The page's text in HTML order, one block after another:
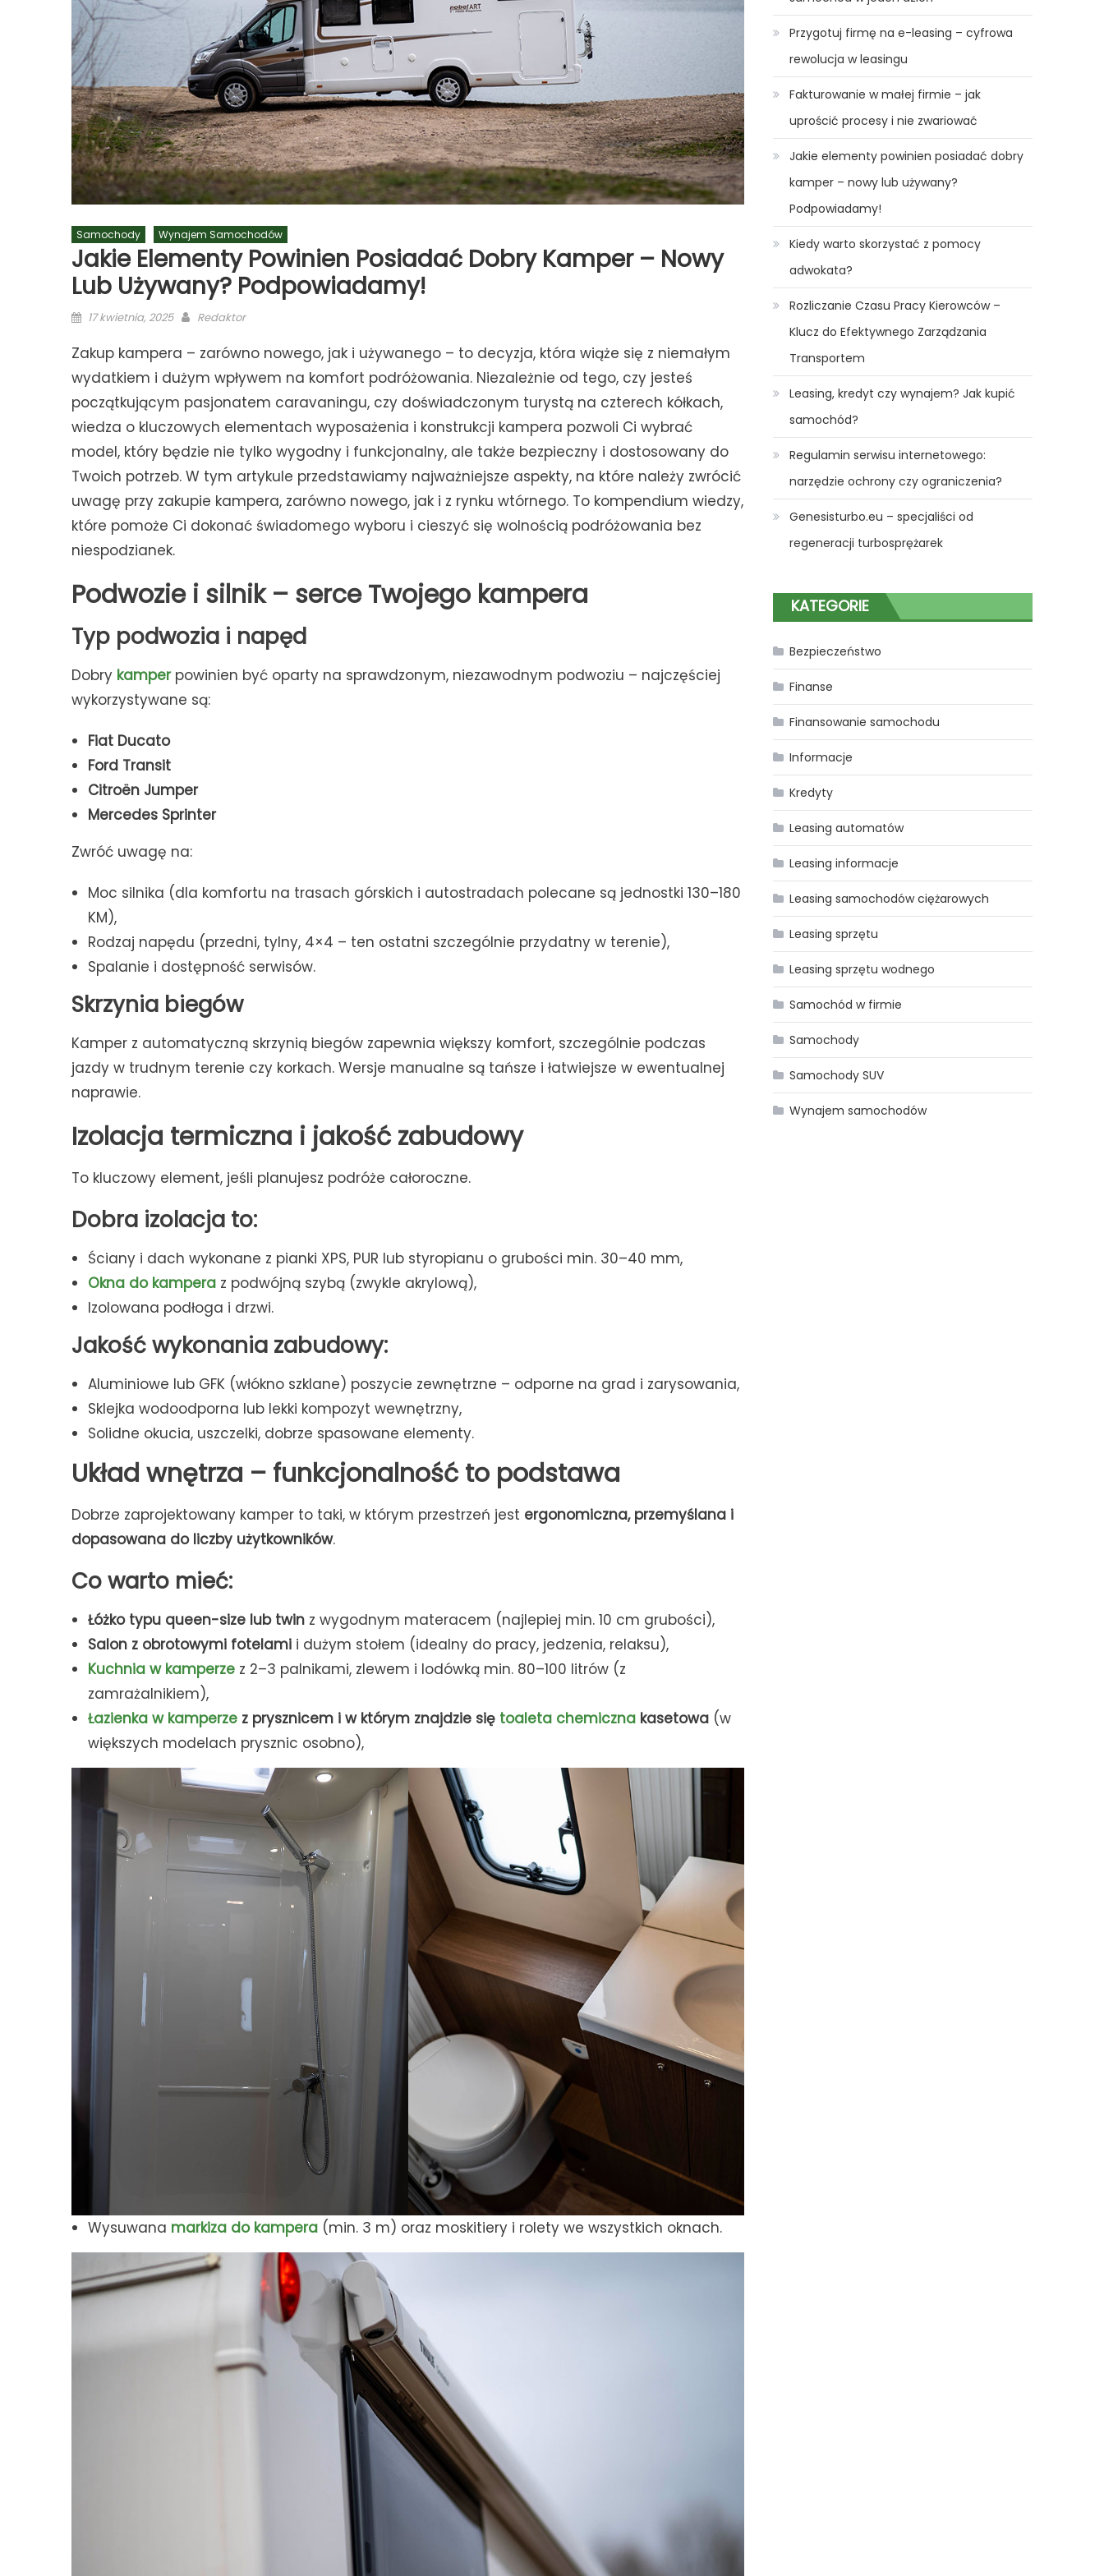
Samochody Wynajem Samochodów
Jakie Elementy Powinien Posiadać Dobry Kamper – Nowy
Lub Używany? Podpowiadamy!
Posted
17 kwietnia, 2025 Author
Redaktor
Zakup kampera – zarówno nowego, jak i używanego – to decyzja, która wiąże się z niemałym
wydatkiem i dużym wpływem na komfort podróżowania. Niezależnie od tego, czy jesteś
początkującym pasjonatem caravaningu, czy doświadczonym turystą na czterech kółkach,
wiedza o kluczowych elementach wyposażenia i konstrukcji kampera pozwoli Ci wybrać
model, który będzie nie tylko wygodny i funkcjonalny, ale także bezpieczny i dostosowany do
Twoich potrzeb. W tym artykule przedstawiamy najważniejsze aspekty, na które należy zwrócić
uwagę przy zakupie kampera, zarówno nowego, jak i z rynku wtórnego. To kompendium wiedzy,
które pomoże Ci dokonać świadomego wyboru i cieszyć się wolnością podróżowania bez
niespodzianek.
Podwozie i silnik – serce Twojego kampera
Typ podwozia i napęd
Dobry kamperpowinien być oparty na sprawdzonym, niezawodnym podwoziu – najczęściej
wykorzystywane są:
Fiat Ducato
Ford Transit
Citroën Jumper
Mercedes Sprinter
Zwróć uwagę na:
Moc silnika (dla komfortu na trasach górskich i autostradach polecane są jednostki 130–180
KM),
Rodzaj napędu (przedni, tylny, 4×4 – ten ostatni szczególnie przydatny w terenie),
Spalanie i dostępność serwisów.
Skrzynia biegów
Kamper z automatyczną skrzynią biegów zapewnia większy komfort, szczególnie podczas
jazdy w trudnym terenie czy korkach. Wersje manualne są tańsze i łatwiejsze w ewentualnej
naprawie.
Izolacja termiczna i jakość zabudowy
To kluczowy element, jeśli planujesz podróże całoroczne.
Dobra izolacja to:
Ściany i dach wykonane z pianki XPS, PUR lub styropianu o grubości min. 30–40 mm,
Okna do kampera z podwójną szybą (zwykle akrylową),
Izolowana podłoga i drzwi.
Jakość wykonania zabudowy:
Aluminiowe lub GFK (włókno szklane) poszycie zewnętrzne – odporne na grad i zarysowania,
Sklejka wodoodporna lub lekki kompozyt wewnętrzny,
Solidne okucia, uszczelki, dobrze spasowane elementy.
Układ wnętrza – funkcjonalność to podstawa
Dobrze zaprojektowany kamper to taki, w którym przestrzeń jest ergonomiczna, przemyślana i
dopasowana do liczby użytkowników.
Co warto mieć:
Łóżko typu queen-size lub twin z wygodnym materacem (najlepiej min. 10 cm grubości),
Salon z obrotowymi fotelami i dużym stołem (idealny do pracy, jedzenia, relaksu),
Kuchnia w kamperze z 2–3 palnikami, zlewem i lodówką min. 80–100 litrów (z
zamrażalnikiem),
Łazienka w kamperze z prysznicem i w którym znajdzie się toaleta chemiczna kasetowa (w
większych modelach prysznic osobno),
Wysuwana markiza do kampera (min. 3 m) oraz moskitiery i rolety we wszystkich oknach.
Przygotuj firmę na e-leasing – cyfrowa
rewolucja w leasingu
Fakturowanie w małej firmie – jak
uprościć procesy i nie zwariować
Jakie elementy powinien posiadać dobry
kamper – nowy lub używany?
Podpowiadamy!
Kiedy warto skorzystać z pomocy
adwokata?
Rozliczanie Czasu Pracy Kierowców –
Klucz do Efektywnego Zarządzania
Transportem
Leasing, kredyt czy wynajem? Jak kupić
samochód?
Regulamin serwisu internetowego:
narzędzie ochrony czy ograniczenia?
Genesisturbo.eu – specjaliści od
regeneracji turbosprężarek
KATEGORIE
Bezpieczeństwo
Finanse
Finansowanie samochodu
Informacje
Kredyty
Leasing automatów
Leasing informacje
Leasing samochodów ciężarowych
Leasing sprzętu
Leasing sprzętu wodnego
Samochód w firmie
Samochody
Samochody SUV
Wynajem samochodów